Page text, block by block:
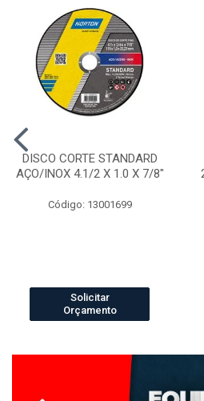
DISCO CORTE STANDARD
AÇO/INOX 4.1/2 X 1.0 X 7/8"
Código: 13001699
Solicitar
Orçamento